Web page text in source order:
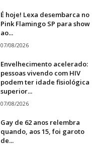
É hoje! Lexa desembarca no
Pink Flamingo SP para show
ao...
07/08/2026
Envelhecimento acelerado:
pessoas vivendo com HIV
podem ter idade fisiológica
superior...
07/08/2026
Gay de 62 anos relembra
quando, aos 15, foi garoto
de...